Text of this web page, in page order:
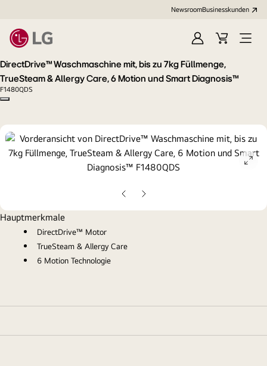
NewsroomBusinesskunden
AnmeldenWarenkorb
Menü
DirectDrive™ Waschmaschine mit, bis zu 7kg Füllmenge,
TrueSteam & Allergy Care, 6 Motion und Smart Diagnosis™
F1480QDS
Copy model name
Vorherige
Folie
Nächste
Folie
Hauptmerkmale
DirectDrive™ Motor
TrueSteam & Allergy Care
6 Motion Technologie